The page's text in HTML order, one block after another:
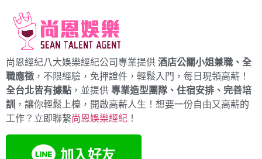
尚恩經紀八大娛樂經紀公司專業提供 酒店公關小姐兼職、全
職應徵 ，不限經驗，免押證件，輕鬆入門，每日現領高薪！
全台北皆有據點 ，並提供 專業造型團隊、住宿安排、完善培
訓
，讓你輕鬆上檯，開啟高薪人生！想要一份自由又高薪的
工作？立即聯繫尚恩娛樂經紀 ！